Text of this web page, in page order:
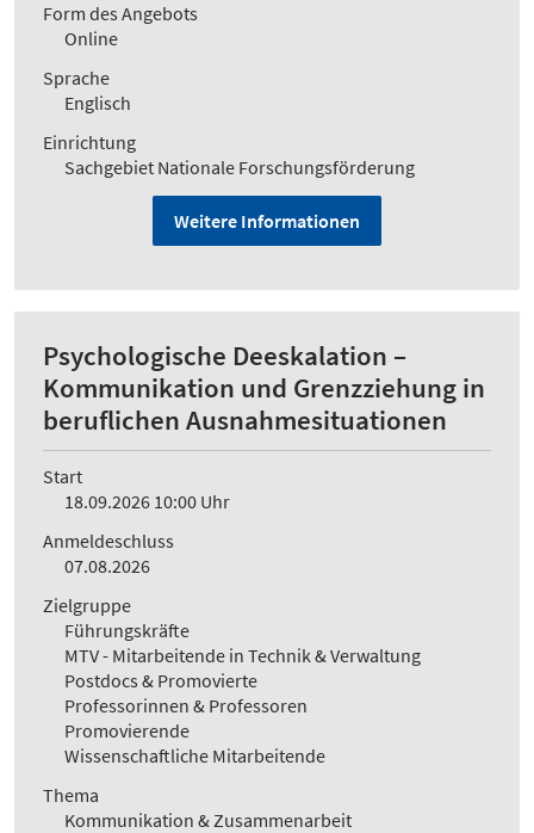
Form des Angebots
Online
Sprache
Englisch
Einrichtung
Sachgebiet Nationale Forschungsförderung
Weitere Informationen
Psychologische Deeskalation –
Kommunikation und Grenzziehung in
beruflichen Ausnahmesituationen
Start
18.09.2026 10:00 Uhr
Anmeldeschluss
07.08.2026
Zielgruppe
Führungskräfte
MTV - Mitarbeitende in Technik & Verwaltung
Postdocs & Promovierte
Professorinnen & Professoren
Promovierende
Wissenschaftliche Mitarbeitende
Thema
Kommunikation & Zusammenarbeit